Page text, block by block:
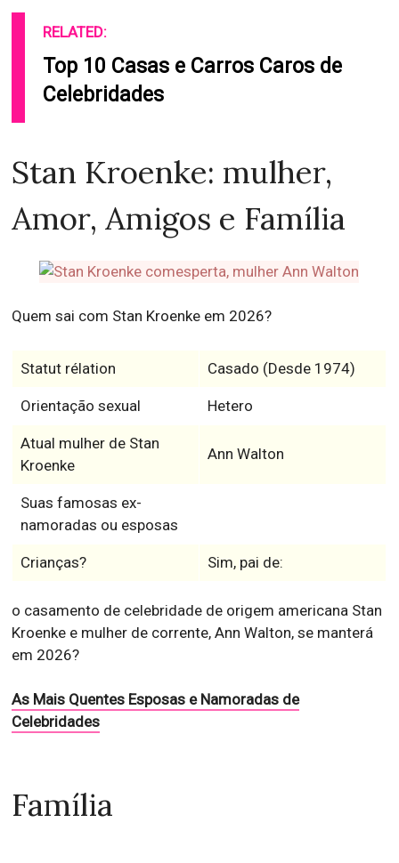
RELATED:
Top 10 Casas e Carros Caros de
Celebridades
Stan Kroenke: mulher,
Amor, Amigos e Família
Quem sai com Stan Kroenke em 2026?
Statut rélation Casado (Desde 1974)
Orientação sexual Hetero
Atual mulher de Stan
Kroenke
Ann Walton
Suas famosas ex-
namoradas ou esposas
Crianças? Sim, pai de:
o casamento de celebridade de origem americana Stan
Kroenke e mulher de corrente, Ann Walton, se manterá
em 2026?
As Mais Quentes Esposas e Namoradas de
Celebridades
Família